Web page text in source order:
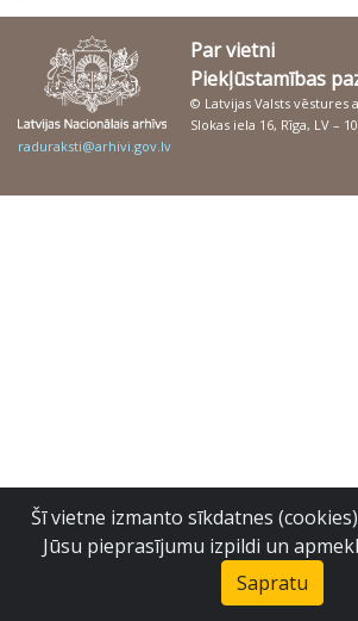
Par vietni
Piekļūstamības
© Latvijas Valsts vēstures
Slokas iela 16, Rīga, LV –
raduraksti@arhivi.gov.lv
Šī vietne izmanto sīkdatnes
Jūsu pieprasījumu izpildi un
Sapratu